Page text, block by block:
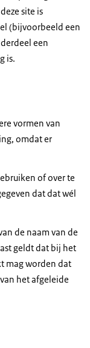
site is
(bijvoorbeeld een
een
is.
vormen van
omdat er
of over te
dat dat wél
de naam van de
geldt dat bij het
mag worden dat
het afgeleide